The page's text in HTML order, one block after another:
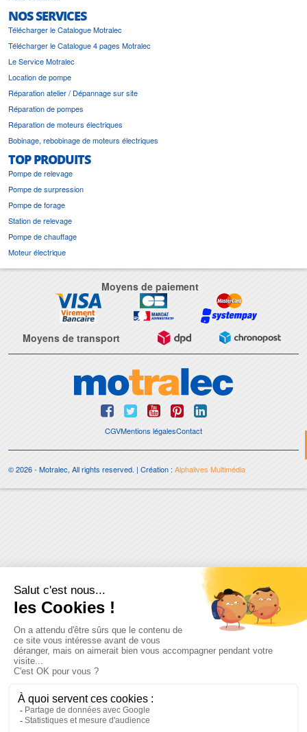
NOS SERVICES
Télécharger le Catalogue Motralec
Télécharger le Catalogue 4 pages Motralec
Le Service Motralec
Location de pompe
Réparation atelier / Dépannage sur site
Réparation de pompes
Réparation de moteurs électriques
Bobinage, rebobinage de moteurs électriques
TOP PRODUITS
Pompe de relevage
Pompe de surpression
Pompe de forage
Station de relevage
Pompe de chauffage
Moteur électrique
Moyens de paiement
Moyens de transport
CGVMentions légalesContact
© 2026 - Motralec, All rights reserved. | Création : Alphalives Multimédia